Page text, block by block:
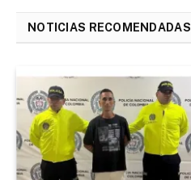
NOTICIAS RECOMENDADAS